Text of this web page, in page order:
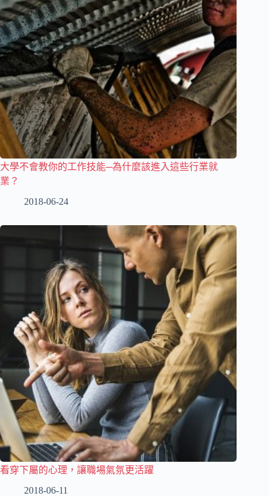
大學不會教你的工作技能─為什麼該進入這些行業就
業？
2018-06-24
看穿下屬的心理，讓職場氣氛更活躍
2018-06-11